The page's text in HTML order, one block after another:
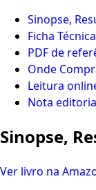
Sinopse,
Ficha Técnica
PDF de
Onde
Leitura
Nota
Sinopse,
Ver livro na